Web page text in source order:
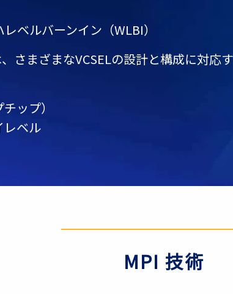
ベルバーンイン（WLBI）
さまざまなVCSELの設計と構成に対応
ップ）
レベル
MPI 技術